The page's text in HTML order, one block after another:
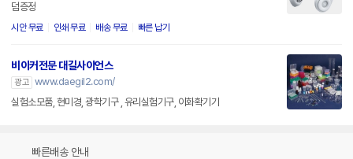
덤증정
시안 무료 인쇄 무료 배송 무료 빠른 납기
비이커전문 대길사이언스
광고 www.daegil2.com/
실험소모품, 현미경, 광학기구 , 유리실험기구, 이화확기기
빠른배송 안내